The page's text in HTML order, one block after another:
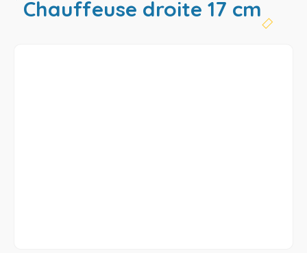
chauffeuse droite 17 cm